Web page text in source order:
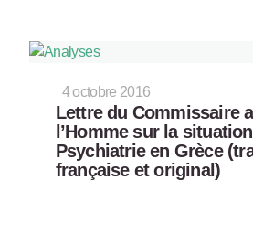
4 octobre 2016
Lettre du Commissaire
l’Homme sur la
Psychiatrie en Grèce
française et original)